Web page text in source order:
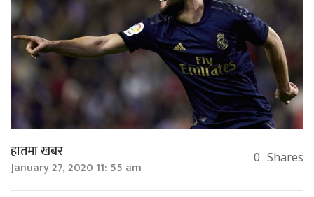
हातमा खबर
January 27, 2020 11: 55 am 0 Shares